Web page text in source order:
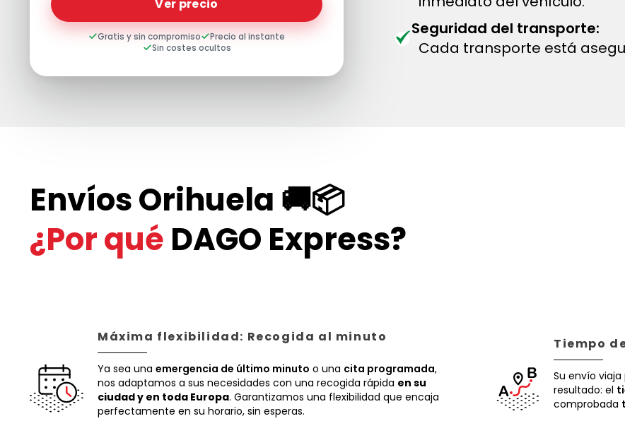
Ver precio
Gratis y sin compromiso
Precio al instante
Sin costes ocultos
Seguridad del transporte:
Cada transporte está
Envíos Orihuela 🚚📦
¿Por qué DAGO Express?
Máxima flexibilidad: Recogida al minuto
Ya sea una emergencia de último minuto o una cita programada,
nos adaptamos a sus necesidades con una recogida rápida en su
ciudad y en toda Europa. Garantizamos una flexibilidad que encaja
perfectamente en su horario, sin esperas.
Tiempo
Su envío viaja
resultado: el
comprobada